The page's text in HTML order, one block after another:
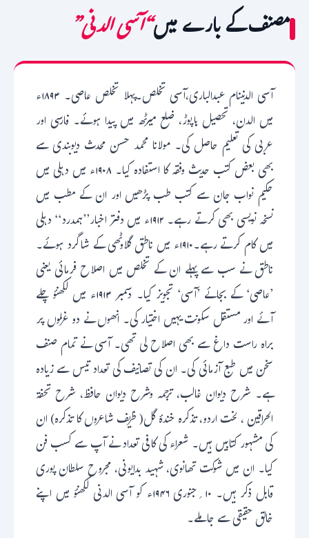
مصنف کے بارے میں“آسی الدنی”
آسی الدنینام عبدالباری،آسی تخلص۔پہلا تخلص عاصی۔ ۱۸۹۳ء
میں الدن، تحصیل ہاپوڑ، ضلع میرٹھ میں پیدا ہوئے۔ فارسی اور
عربی کی تعلیم حاصل کی۔ مولانا محمد حسن محدث دیوبندی سے
بھی بعض کتب حدیث وفقہ کا استفادہ کیا۔ ۱۹۰۸ء میں دہلی میں
حکیم نواب جان سے کتب طب پڑھیں اور ان کے مطب میں
نسخہ نویسی بھی کرتے رہے۔ ۱۹۱۲ء میں دفتر اخبار’’ہمدرد‘‘ دہلی
میں کام کرتے رہے۔۱۹۱۰ء میں ناطق گلاوٹھی کے شاگرد ہوئے۔
ناطق نے سب سے پہلے ان کے تخلص میں اصلاح فرمائی یعنی
’عاصی‘ کے بجائے ’آسی‘ تجویز کیا۔ دسمبر ۱۹۱۳ء میں لکھنؤ چلے
آئے اور مستقل سکونت یہیں اختیار کی۔ انھوں نے دو غزلوں پر
براہ راست داغ سے بھی اصلاح لی تھی۔ آسی نے تمام صنف
سخن میں طبع آزمائی کی۔ ان کی تصانیف کی تعداد تیس سے زیادہ
ہے۔ شرح دیوان غالب، ترجمہ وشرح دیوان حافظ، شرح تحفۃ
الحراقین ، لخت اردو، تذکرہ خندۂ گل( ظریف شاعروں کا تذکرہ) ان
کی مشہور کتابیں ہیں۔ شعراء کی کافی تعداد نے آپ سے کسب فن
کیا۔ ان میں شوکت تھانوی، شہید بدایونی، مجروح سلطان پوری
قابل ذکر ہیں۔ ۱۰؍جنوری ۱۹۴۶ء کو آسی الدنی لکھنؤ میں اپنے
خالق حقیقی سے جاملے۔